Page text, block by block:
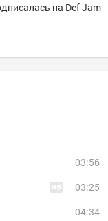
на Def Jam
03:56
03:25
04:34